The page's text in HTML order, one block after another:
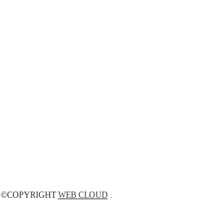
©COPYRIGHTWEB CLOUD.